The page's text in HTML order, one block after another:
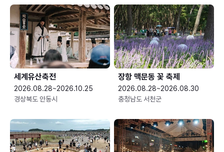
세계유산축전
2026.08.28~2026.10.25
경상북도 안동시
장항 맥문동 꽃 축제
2026.08.28~2026.08.30
충청남도 서천군